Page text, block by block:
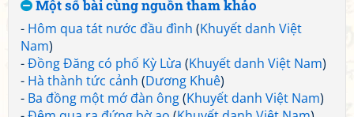
Một số bài cùng nguồn tham khảo
- Hôm qua tát nước đầu đình (Khuyết danh Việt
Nam)
-Đồng Đăng có phố Kỳ Lừa (Khuyết danh Việt Nam)
- Hà thành tức cảnh (Dương Khuê)
- Ba đồng một mớ đàn ông(Khuyết danh Việt Nam)